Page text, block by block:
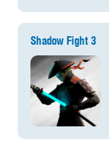
Shadow Fight 3